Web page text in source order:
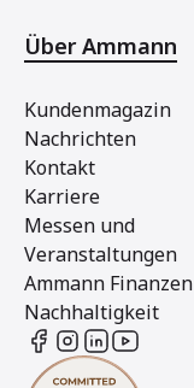
Über Ammann
Kundenmagazin
Nachrichten
Kontakt
Karriere
Messen und
Veranstaltungen
Ammann Finanzen
Nachhaltigkeit